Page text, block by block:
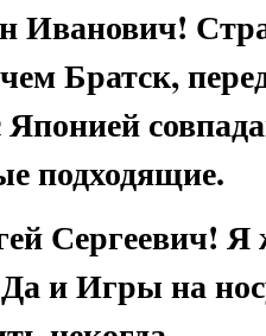
Братск,
подходящие.
Сергеевич! Я
и Игры на